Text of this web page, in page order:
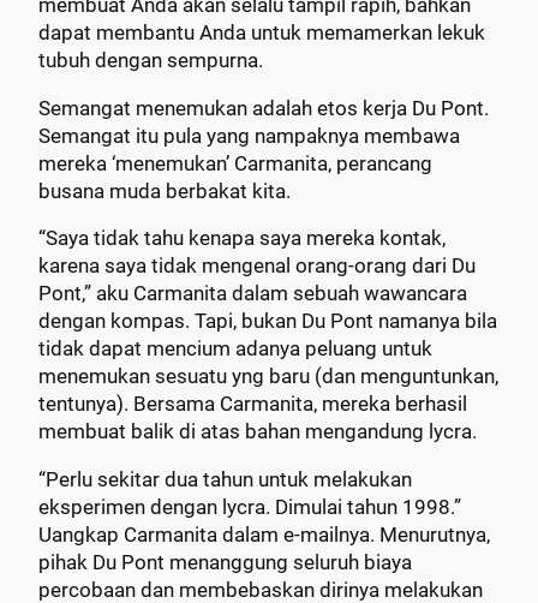
membuat Anda akan selalu tampil rapih, bahkan
dapat membantu Anda untuk memamerkan lekuk
tubuh dengan sempurna.
Semangat menemukan adalah etos kerja Du Pont.
Semangat itu pula yang nampaknya membawa
mereka ‘menemukan’ Carmanita, perancang
busana muda berbakat kita.
“Saya tidak tahu kenapa saya mereka kontak,
karena saya tidak mengenal orang-orang dari Du
Pont,” aku Carmanita dalam sebuah wawancara
dengan kompas. Tapi, bukan Du Pont namanya bila
tidak dapat mencium adanya peluang untuk
menemukan sesuatu yng baru (dan menguntunkan,
tentunya). Bersama Carmanita, mereka berhasil
membuat balik di atas bahan mengandung lycra.
“Perlu sekitar dua tahun untuk melakukan
eksperimen dengan lycra. Dimulai tahun 1998.”
Uangkap Carmanita dalam e-mailnya. Menurutnya,
pihak Du Pont menanggung seluruh biaya
percobaan dan membebaskan dirinya melakukan